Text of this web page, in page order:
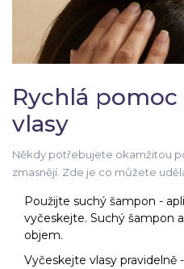
Rychlá
vlasy
Někdy potřebujete okamžitou
zmasnějí. Zde je co můžete
Použijte suchý šampon -
vyčeskejte. Suchý šampon
objem.
Vyčeskejte vlasy pravidelně